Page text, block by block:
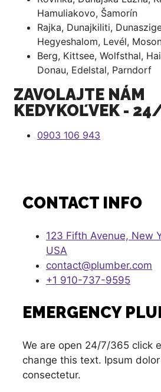
Hamuliakovo, Šamorín
Rajka, Dunajkiliti,
Hegyeshalom, Levél,
Berg, Kittsee, Wolfsthal,
Donau, Edelstal, Parndorf
ZAVOLAJTE NÁM
KEDYKOĽVEK -
0903 106 943
CONTACT INFO
123 Fifth Avenue, New
USA
contact@plumber.com
+1 910-737-9595
EMERGENCY
We are open 24/7/365 click
change this text. Ipsum
consectetur.